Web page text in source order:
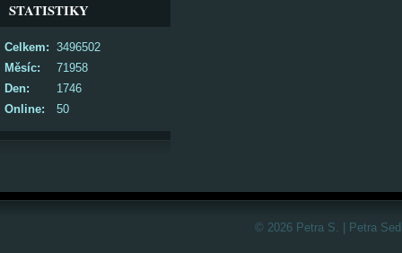
STATISTIKY
Online: 50
Celkem: 3496502
Měsíc:
71958
Den:
1746
© 2026 Petra S. | Petra